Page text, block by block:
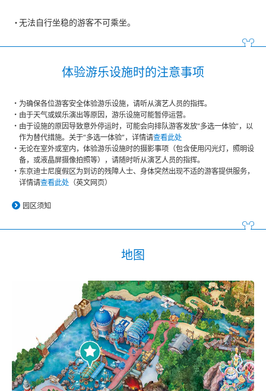
无法自行坐稳的游客不可乘坐。
体验游乐设施时的注意事项
为确保各位游客安全体验游乐设施，请听从演艺人员的指挥。
由于天气或娱乐演出等原因，游乐设施可能暂停运营。
由于设施的原因导致意外停运时，可能会向排队游客发放“多选一体验”，以
作为替代措施。关于“多选一体验”，详情请查看此处
无论在室外或室内，体验游乐设施时的摄影事项（包含使用闪光灯，照明设
备，或液晶屏摄像拍照等），请随时听从演艺人员的指挥。
东京迪士尼度假区为到访的残障人士、身体突然出现不适的游客提供服务，
详情请查看此处 （英文网页）
园区须知
地图